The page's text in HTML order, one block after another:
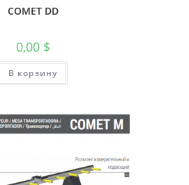
COMET DD
0,00 $
В корзину